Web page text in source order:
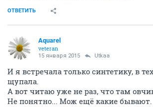
ОТВЕТИТЬ
Аquаrеl
veteran
15 января 2015 Utkaa
И я встречала только синтетику, в
щупала.
А вот читаю уже не раз, что там
Не понятно... Мож ещё какие бывают.